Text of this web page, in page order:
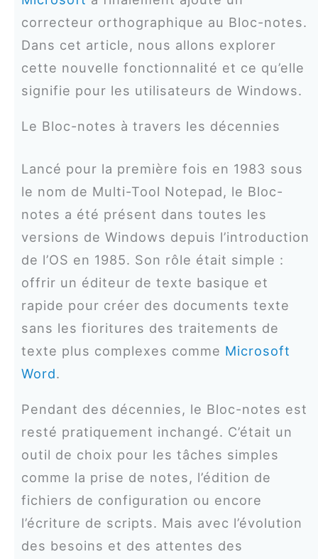
correcteur orthographique au Bloc-notes.
Dans cet article, nous allons explorer
cette nouvelle fonctionnalité et ce qu’elle
signifie pour les utilisateurs de Windows.
Le Bloc-notes à travers les décennies
Lancé pour la première fois en 1983 sous
le nom de Multi-Tool Notepad, le Bloc-
notes a été présent dans toutes les
versions de Windows depuis l’introduction
de l’OS en 1985. Son rôle était simple :
offrir un éditeur de texte basique et
rapide pour créer des documents texte
sans les fioritures des traitements de
texte plus complexes comme Microsoft
Word.
Pendant des décennies, le Bloc-notes est
resté pratiquement inchangé. C’était un
outil de choix pour les tâches simples
comme la prise de notes, l’édition de
fichiers de configuration ou encore
l’écriture de scripts. Mais avec l’évolution
des besoins et des attentes des